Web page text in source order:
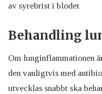
av syrebrist i blodet
Behandling
Om lunginflammationen
den vanligtvis med
utvecklas snabbt ska